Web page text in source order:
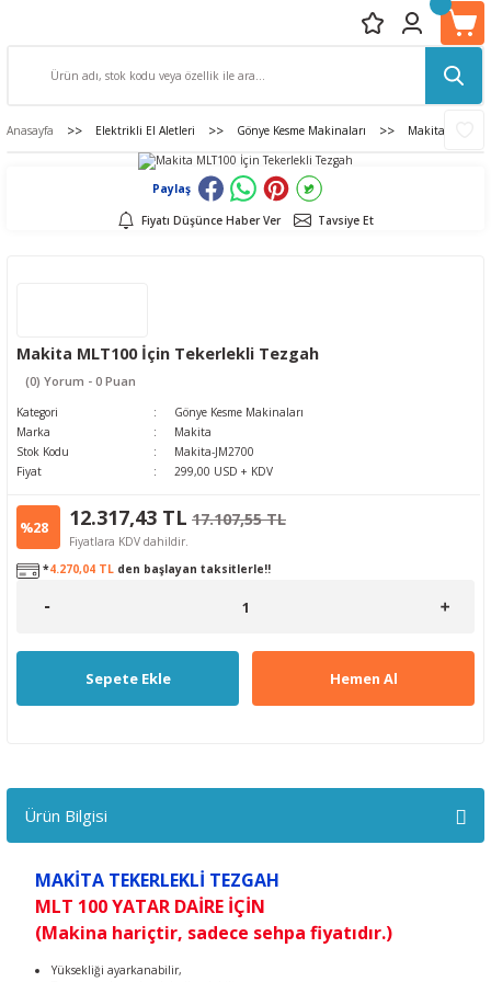
Anasayfa Elektrikli El Aletleri Gönye Kesme Makinaları Makita
Paylaş
Fiyatı Düşünce Haber Ver Tavsiye Et
Makita MLT100 İçin Tekerlekli Tezgah
(0) Yorum - 0 Puan
Kategori
Gönye Kesme Makinaları
Marka
Makita
Stok Kodu
Makita-JM2700
Fiyat
299,00 USD + KDV
%28 12.317,43 TL 17.107,55 TL
Fiyatlara KDV dahildir.
*4.270,04 TL den başlayan taksitlerle!!
Sepete Ekle Hemen Al
Ürün Bilgisi
MAKİTA TEKERLEKLİ TEZGAH
MLT 100 YATAR DAİRE İÇİN
(Makina hariçtir, sadece sehpa fiyatıdır.)
Yüksekliği ayarkanabilir,